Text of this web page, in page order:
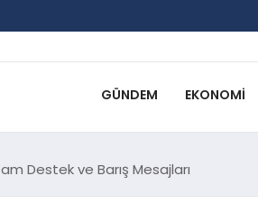
GÜNDEM EKONOMI
Destek ve Barış Mesajları